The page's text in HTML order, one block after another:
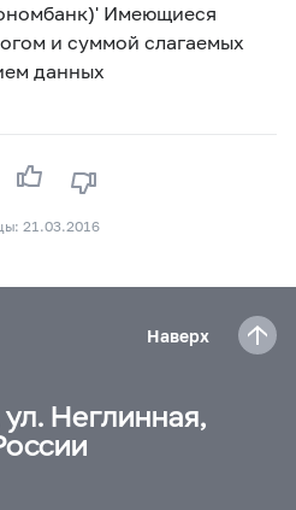
Имеющиеся
и суммой слагаемых
данных
21.03.2016
Наверх
Неглинная,